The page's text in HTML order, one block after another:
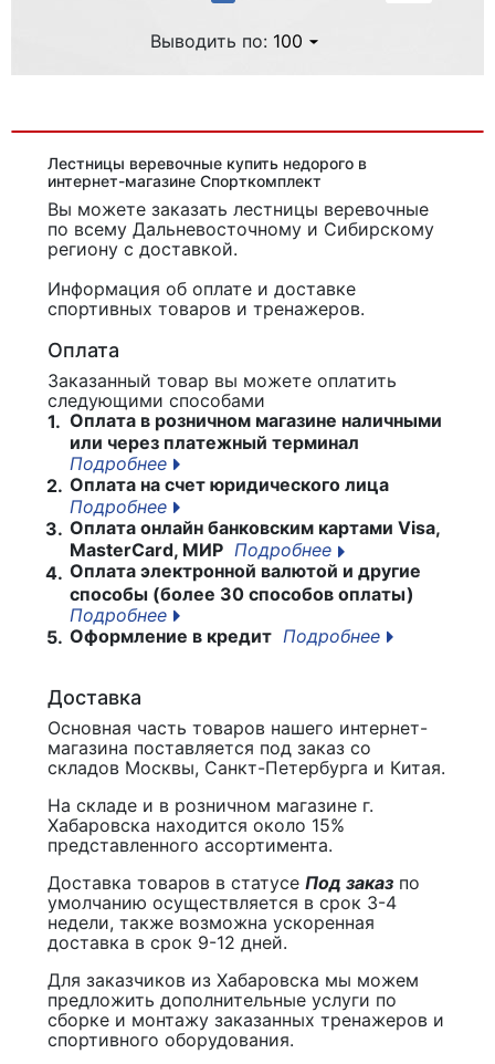
Выводить по: 100
Лестницы веревочные купить недорого в
интернет-магазине Спорткомплект
Вы можете заказать лестницы веревочные
по всему Дальневосточному и Сибирскому
региону с доставкой.
Информация об оплате и доставке
спортивных товаров и тренажеров.
Оплата
Заказанный товар вы можете оплатить
следующими способами
1. Оплата в розничном магазине наличными
или через платежный терминал
Подробнее
2. Оплата на счет юридического лица
Подробнее
3. Оплата онлайн банковским картами Visa,
MasterCard, МИР Подробнее
4. Оплата электронной валютой и другие
способы (более 30 способов оплаты)
Подробнее
5. Оформление в кредит Подробнее
Доставка
Основная часть товаров нашего интернет-
магазина поставляется под заказ со
складов Москвы, Санкт-Петербурга и Китая.
На складе и в розничном магазине г.
Хабаровска находится около 15%
представленного ассортимента.
Доставка товаров в статусе Под заказ по
умолчанию осуществляется в срок 3-4
недели, также возможна ускоренная
доставка в срок 9-12 дней.
Для заказчиков из Хабаровска мы можем
предложить дополнительные услуги по
сборке и монтажу заказанных тренажеров и
спортивного оборудования.